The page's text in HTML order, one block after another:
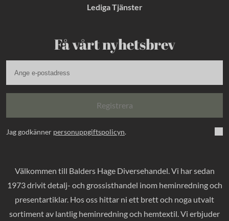
Lediga Tjänster
Få vårt nyhetsbrev
Registrera
Jag godkänner personuppgiftspolicyn.
Välkommen till Balders Hage Diversehandel. Vi har sedan
1973 drivit detalj- och grossisthandel inom heminredning och
presentartiklar. Hos oss hittar ni ett brett och noga utvalt
sortiment av lantlig heminredning och hemtextil. Vi erbjuder